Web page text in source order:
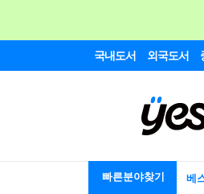
국내도서 외국도서
빠른분야찾기 베